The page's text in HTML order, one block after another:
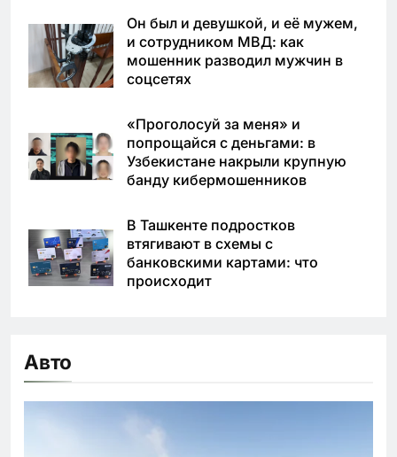
Он был и девушкой, и её мужем,
и сотрудником МВД: как
мошенник разводил мужчин в
соцсетях
«Проголосуй за меня» и
попрощайся с деньгами: в
Узбекистане накрыли крупную
банду кибермошенников
В Ташкенте подростков
втягивают в схемы с
банковскими картами: что
происходит
Авто